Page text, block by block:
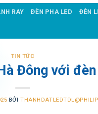
RAY ĐÈN PHA LED ĐÈN
TIN TỨC
Đông với
BỞI